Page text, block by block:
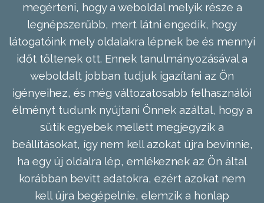
megérteni, hogy a weboldal melyik része a
legnépszerűbb, mert látni engedik, hogy
látogatóink mely oldalakra lépnek be és mennyi
időt töltenek ott. Ennek tanulmányozásával a
weboldalt jobban tudjuk igazítani az Ön
igényeihez, és még változatosabb felhasználói
élményt tudunk nyújtani Önnek azáltal, hogy a
sütik egyebek mellett megjegyzik a
beállításokat, így nem kell azokat újra bevinnie,
ha egy új oldalra lép, emlékeznek az Ön által
korábban bevitt adatokra, ezért azokat nem
kell újra begépelnie, elemzik a honlap